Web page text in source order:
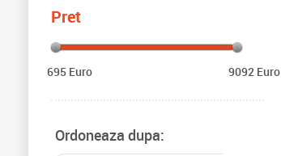
Pret
695 Euro 9092 Euro
Ordoneaza dupa: